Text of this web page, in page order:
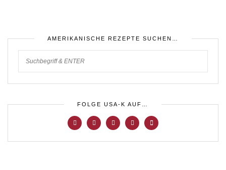
AMERIKANISCHE REZEPTE SUCHEN…
FOLGE USA-K AUF…